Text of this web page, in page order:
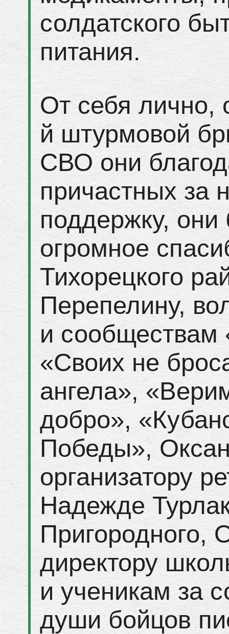
солдатского
питания.
От себя лично,
й штурмовой
СВО они
причастных за
поддержку, они
огромное
Тихорецкого
Перепелину,
и сообществам
«Своих не
ангела»,
добро»,
Победы»,
организатору
Надежде
директору
и ученикам за
души бойцов